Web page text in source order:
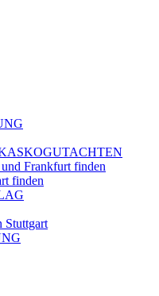
Frankfurt finden
finden
Stuttgart